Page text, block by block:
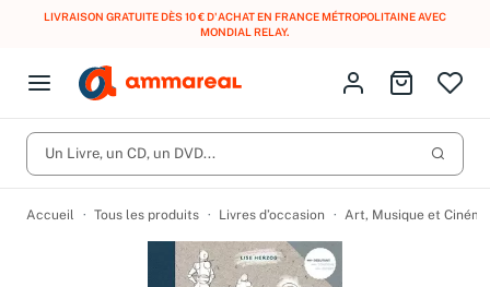
LIVRAISON GRATUITE DÈS 10 € D'ACHAT EN FRANCE MÉTROPOLITAINE AVEC
MONDIAL RELAY.
Open menu
Fermer le menu
CD d'occasion
Vinyles d'occasion
Produits Catégories
Identifiez-vous
Aller au
Un Livre, un CD, un DVD...
Accueil Tous les produits Livres d’occasion Art, Musique et Cinéma